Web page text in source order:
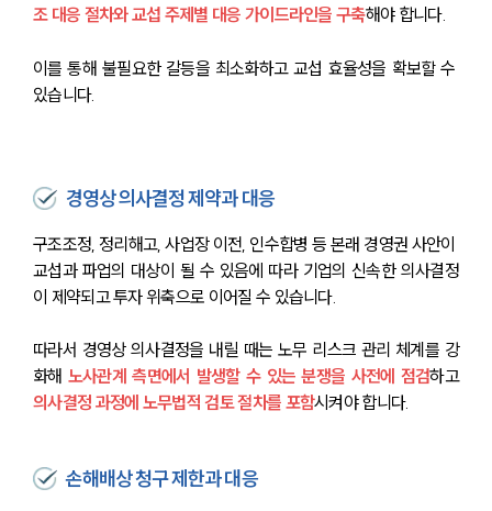
조 대응 절차와 교섭 주제별 대응 가이드라인을 구축해야 합니다.
이를 통해 불필요한 갈등을 최소화하고 교섭 효율성을 확보할 수
있습니다.
경영상 의사결정 제약과 대응
구조조정, 정리해고, 사업장 이전, 인수합병 등 본래 경영권 사안이
교섭과 파업의 대상이 될 수 있음에 따라 기업의 신속한 의사결정
이 제약되고 투자 위축으로 이어질 수 있습니다.
따라서 경영상 의사결정을 내릴 때는 노무 리스크 관리 체계를 강
화해 노사관계 측면에서 발생할 수 있는 분쟁을 사전에 점검하고
의사결정 과정에 노무법적 검토 절차를 포함시켜야 합니다.
손해배상 청구 제한과 대응